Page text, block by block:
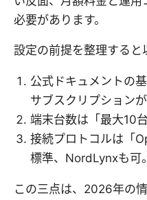
必要があります。
設定の前提を整理すると
公式ドキュメントの
サブスクリプションが
端末台数は「最大10
接続プロトコルは「
標準、NordLynxも可。
この三点は、2026年の